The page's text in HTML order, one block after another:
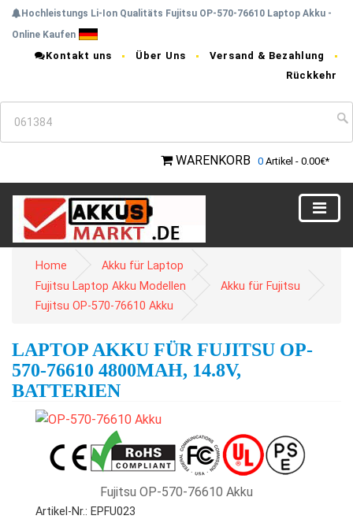
Hochleistungs Li-Ion Qualitäts Fujitsu OP-570-76610 Laptop Akku -
Online Kaufen
Kontakt uns Über Uns
Versand & Bezahlung
Rückkehr
WARENKORB 0 Artikel - 0.00€*
Home
Akku für Laptop
Fujitsu Laptop Akku Modellen
Akku für Fujitsu
Fujitsu OP-570-76610 Akku
LAPTOP AKKU FÜR FUJITSU OP-
570-76610 4800MAH, 14.8V,
BATTERIEN
Fujitsu OP-570-76610 Akku
Artikel-Nr.: EPFU023